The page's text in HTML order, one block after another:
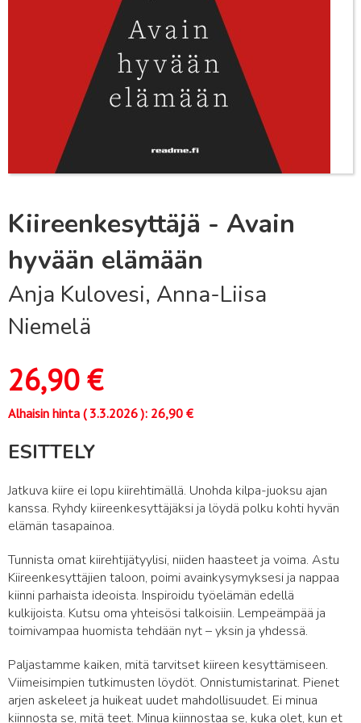
Kiireenkesyttäjä - Avain
hyvään elämään
Anja Kulovesi, Anna-Liisa
Niemelä
26,90€
Alhaisin hinta (3.3.2026): 26,90 €
ESITTELY
Jatkuva kiire ei lopu kiirehtimällä. Unohda kilpa-juoksu ajan
kanssa. Ryhdy kiireenkesyttäjäksi ja löydä polku kohti hyvän
elämän tasapainoa.
Tunnista omat kiirehtijätyylisi, niiden haasteet ja voima. Astu
Kiireenkesyttäjien taloon, poimi avainkysymyksesi ja nappaa
kiinni parhaista ideoista. Inspiroidu työelämän edellä
kulkijoista. Kutsu oma yhteisösi talkoisiin. Lempeämpää ja
toimivampaa huomista tehdään nyt – yksin ja yhdessä.
Paljastamme kaiken, mitä tarvitset kiireen kesyttämiseen.
Viimeisimpien tutkimusten löydöt. Onnistumistarinat. Pienet
arjen askeleet ja huikeat uudet mahdollisuudet. Ei minua
kiinnosta se, mitä teet. Minua kiinnostaa se, kuka olet, kun et